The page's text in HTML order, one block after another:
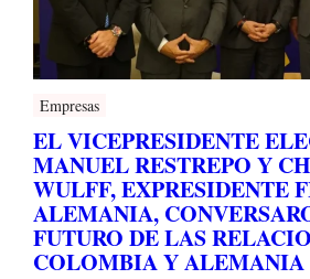
Empresas
EL VICEPRESIDENTE
MANUEL RESTREPO Y
WULFF, EXPRESIDENTE
ALEMANIA,
FUTURO DE LAS
COLOMBIA Y ALEMANIA